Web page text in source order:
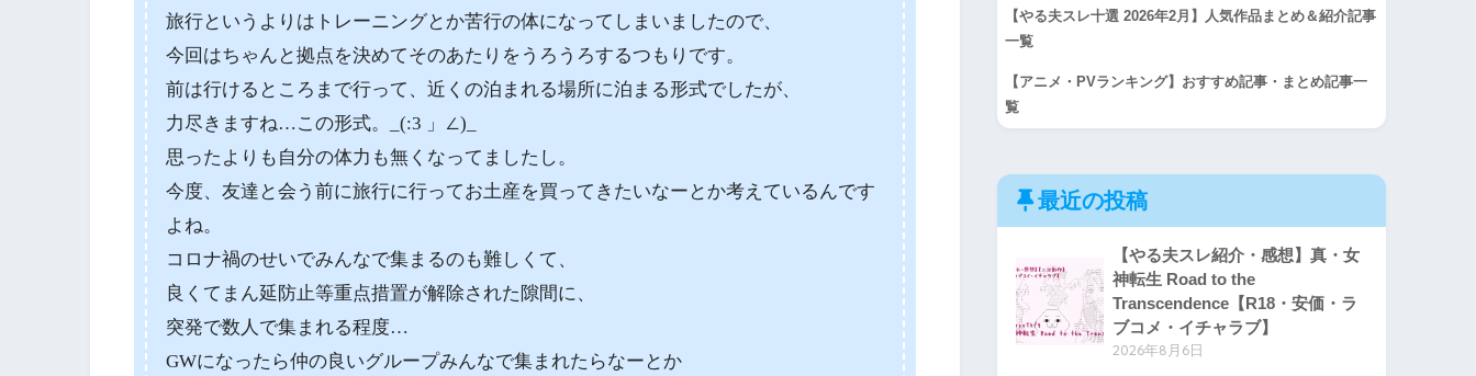
旅行というよりはトレーニングとか苦行の体になってしまいましたので、
今回はちゃんと拠点を決めてそのあたりをうろうろするつもりです。
前は行けるところまで行って、近くの泊まれる場所に泊まる形式でしたが、
力尽きますね…この形式。_(:3 」∠)_
思ったよりも自分の体力も無くなってましたし。
今度、友達と会う前に旅行に行ってお土産を買ってきたいなーとか考えているんです
よね。
コロナ禍のせいでみんなで集まるのも難しくて、
良くてまん延防止等重点措置が解除された隙間に、
突発で数人で集まれる程度…
GWになったら仲の良いグループみんなで集まれたらなーとか
【やる夫スレ十選 2026年2月】人気作品まとめ＆紹介記事
一覧
【アニメ・PVランキング】おすすめ記事・まとめ記事一
覧
最近の投稿
【やる夫スレ紹介・感想】真・女
神転生 Road to the
Transcendence【R18・安価・ラ
ブコメ・イチャラブ】
2026年8月6日